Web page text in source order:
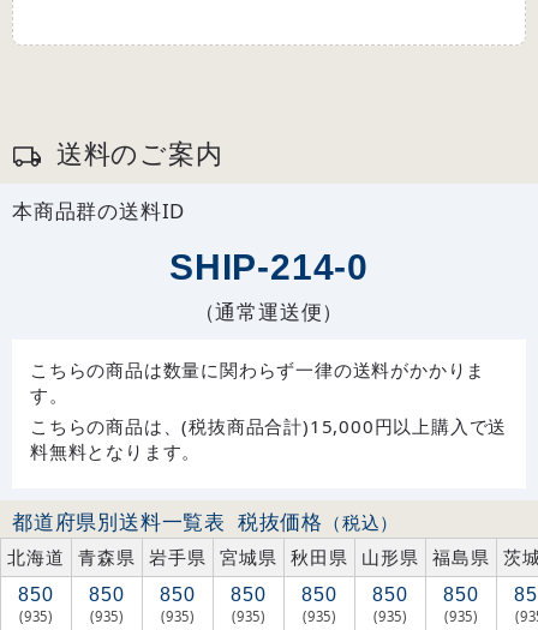
送料のご案内
本商品群の送料ID
SHIP-214-0
（通常運送便）
こちらの商品は数量に関わらず一律の送料がかかりま
す。
こちらの商品は、(税抜商品合計)15,000円以上購入で送
料無料となります。
都道府県別送料一覧表 税抜価格 （税込）
北海道
青森県 岩手県 宮城県 秋田県 山形県 福島県 茨
850
(935)
850
(935)
850
(935)
850
(935)
850
(935)
850
(935)
850
(935)